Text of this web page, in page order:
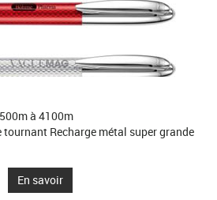
à 4100m
Recharge métal super grande
En savoir